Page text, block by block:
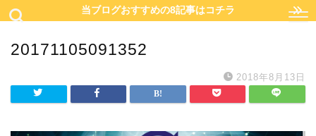
当ブログおすすめの8記事はコチラ
20171105091352
2018年8月13日